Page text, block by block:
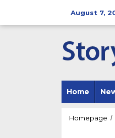
August 7,
Home
Homepage /